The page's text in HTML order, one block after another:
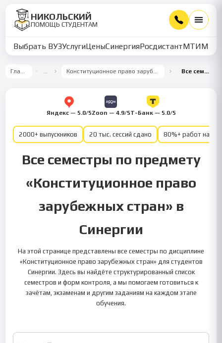
НИКОЛЬСКИЙ
ПОМОЩЬ СТУДЕНТАМ
Выбрать ВУЗУслугиЦеныСинергияРосдистантМТИММУ
Главная … Конституционное право зарубежных стран Все семестры
Яндекс — 5.0/5Zoon — 4.9/5Т-Банк — 5.0/5
2000+ выпускников 20 тыс. сессий сдано 80%+ работ на
Все семестры по предмету
«Конституционное право
зарубежных стран» в
Синергии
На этой странице представлены все семестры по дисциплине
«Конституционное право зарубежных стран» для студентов
Синергии. Здесь вы найдёте структурированный список
семестров и форм контроля, а мы помогаем готовиться к
зачётам, экзаменам и другим заданиям на каждом этапе
обучения.